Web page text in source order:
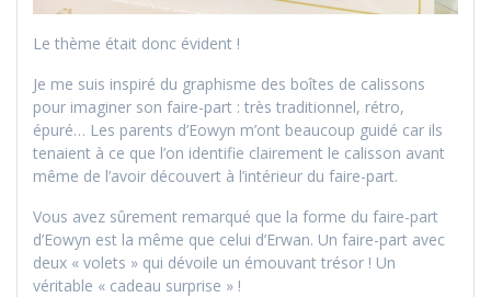
Le thème était donc évident !
Je me suis inspiré du graphisme des boîtes de calissons
pour imaginer son faire-part : très traditionnel, rétro,
épuré… Les parents d’Eowyn m’ont beaucoup guidé car ils
tenaient à ce que l’on identifie clairement le calisson avant
même de l’avoir découvert à l’intérieur du faire-part.
Vous avez sûrement remarqué que la forme du faire-part
d’Eowyn est la même que celui d’Erwan. Un faire-part avec
deux « volets » qui dévoile un émouvant trésor ! Un
véritable « cadeau surprise » !